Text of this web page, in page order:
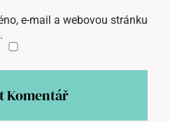
e-mail a webovou stránku